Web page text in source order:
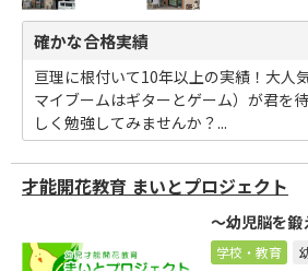
確かな合格実績
亘理に根付いて10年以上の実績！大人
マイブームはギターとゲーム）が君を
しく勉強してみませんか？...
才能開花教育 まいとプロジェクト
～幼児脳を
学校・教育